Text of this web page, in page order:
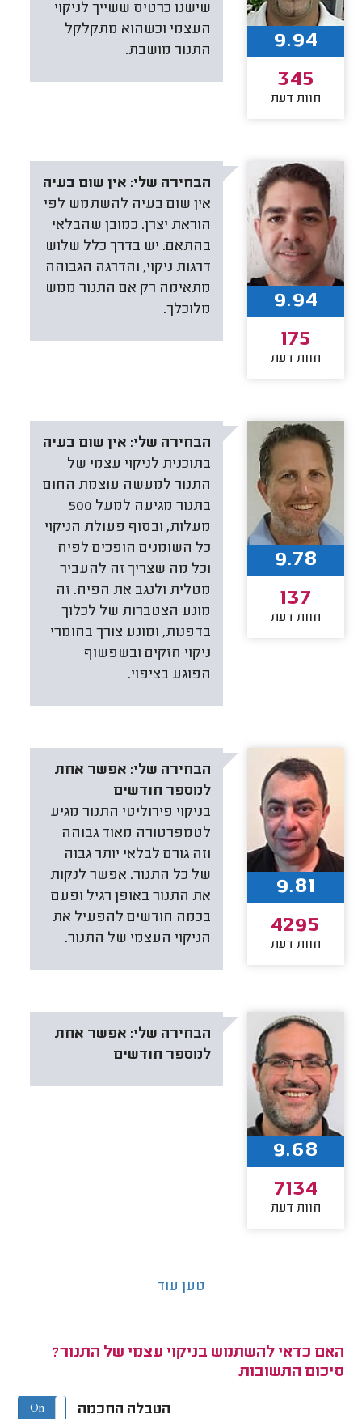
שישנו כרטיס ששייך לניקוי
העצמי וכשהוא מתקלקל
התנור מושבת.
9.94
345
חוות דעת
הבחירה שלי: אין שום בעיה
אין שום בעיה להשתמש לפי
הוראת יצרן. כמובן שהבלאי
בהתאם. יש בדרך כלל שלוש
דרגות ניקוי, והדרגה הגבוהה
מתאימה רק אם התנור ממש
מלוכלך.
9.94
175
חוות דעת
הבחירה שלי: אין שום בעיה
בתוכנית לניקוי עצמי של
התנור למעשה עוצמת החום
בתנור מגיעה למעל 500
מעלות, ובסוף פעולת הניקוי
כל השומנים הופכים לפיח
וכל מה שצריך זה להעביר
מטלית ולנגב את הפיח. זה
מונע הצטברות של לכלוך
בדפנות, ומונע צורך בחומרי
ניקוי חזקים ובשפשוף
הפוגע בציפוי.
9.78
137
חוות דעת
הבחירה שלי: אפשר אחת
למספר חודשים
בניקוי פירוליטי התנור מגיע
לטמפרטורה מאוד גבוהה
וזה גורם לבלאי יותר גבוה
של כל התנור. אפשר לנקות
את התנור באופן רגיל ופעם
בכמה חודשים להפעיל את
הניקוי העצמי של התנור.
9.81
4295
חוות דעת
הבחירה שלי: אפשר אחת
למספר חודשים
9.68
7134
חוות דעת
טען עוד
האם כדאי להשתמש בניקוי עצמי של התנור?
סיכום התשובות
הטבלה החכמה On Off